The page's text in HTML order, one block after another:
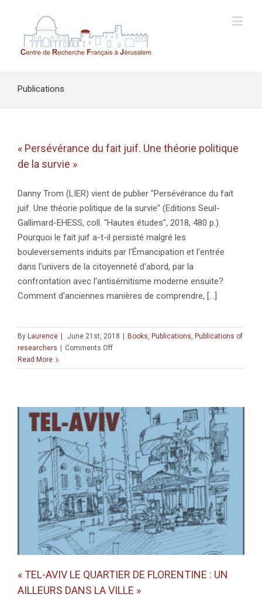
Publications
« Persévérance du fait juif. Une théorie politique
de la survie »
Danny Trom (LIER) vient de publier "Persévérance du fait
juif. Une théorie politique de la survie" (Editions Seuil-
Gallimard-EHESS, coll. "Hautes études", 2018, 480 p.).
Pourquoi le fait juif a-t-il persisté malgré les
bouleversements induits par l'Émancipation et l'entrée
dans l'univers de la citoyenneté d'abord, par la
confrontation avec l'antisémitisme moderne ensuite?
Comment d'anciennes manières de comprendre, [...]
By Laurence June 21st, 2018 Books, Publications, Publications of
researchers
Comments Offon
du
Une
théorie
politique
survie »
Read More
« TEL-AVIV LE QUARTIER DE FLORENTINE : UN
AILLEURS DANS LA VILLE »